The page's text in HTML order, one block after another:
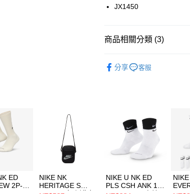
國泰世華商業銀行
聯邦商業銀行
台新國際商業銀行
【關於「AFTEE先享後付」】
３．安心：先確認商品／服務
【「AFTEE先享後付」結帳流
１．於結帳方式選擇「
付」結帳頁面，進行簡訊認證
２．訂單成立數日內，您將收
３．收到繳費通知簡訊後14
／ATM／網路銀行／等多元方
※ 請注意：結帳手續完成當下
每筆NT$100，滿
每筆NT$100，滿
付款後門市自取
每筆NT$100，滿
JX1450
商品相關分類 (3)
分享 客服
ED
2P-
NIKE NK
HERITAGE S
NIKE U NK ED
PLS CSH ANK 1P